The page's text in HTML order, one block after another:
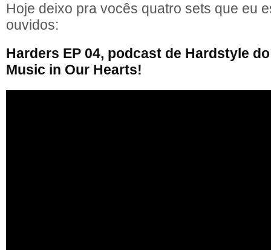
Hoje deixo pra vocês quatro sets que eu
ouvidos:
Harders EP 04, podcast de Hardstyle
Music in Our Hearts!